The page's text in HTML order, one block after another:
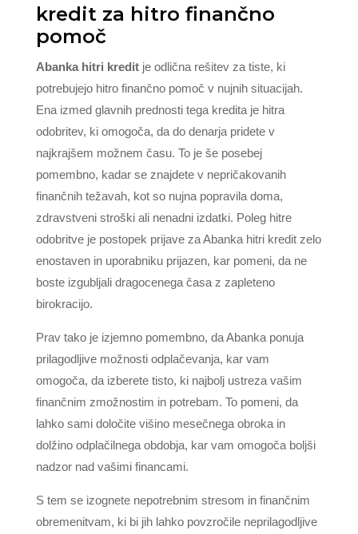
kredit za hitro finančno
pomoč
Abanka hitri kreditje odlična rešitev za tiste, ki
potrebujejo hitro finančno pomoč v nujnih situacijah.
Ena izmed glavnih prednosti tega kredita je hitra
odobritev, ki omogoča, da do denarja pridete v
najkrajšem možnem času. To je še posebej
pomembno, kadar se znajdete v nepričakovanih
finančnih težavah, kot so nujna popravila doma,
zdravstveni stroški ali nenadni izdatki. Poleg hitre
odobritve je postopek prijave za Abanka hitri kredit zelo
enostaven in uporabniku prijazen, kar pomeni, da ne
boste izgubljali dragocenega časa z zapleteno
birokracijo.
Prav tako je izjemno pomembno, da Abanka ponuja
prilagodljive možnosti odplačevanja, kar vam
omogoča, da izberete tisto, ki najbolj ustreza vašim
finančnim zmožnostim in potrebam. To pomeni, da
lahko sami določite višino mesečnega obroka in
dolžino odplačilnega obdobja, kar vam omogoča boljši
nadzor nad vašimi financami.
S tem se izognete nepotrebnim stresom in finančnim
obremenitvam, ki bi jih lahko povzročile neprilagodljive